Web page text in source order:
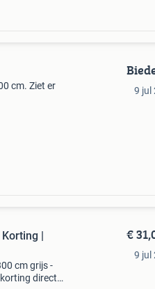
cm. Ziet er
9 jul
|
cm grijs -
direct
€
9 jul